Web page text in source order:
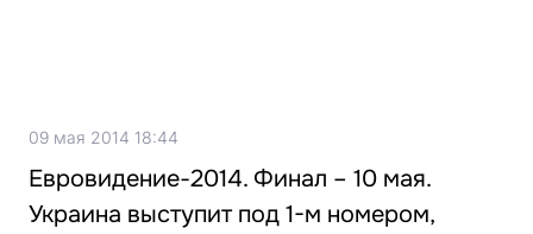
09 мая 2014 18:44
Евровидение-2014. Финал – 10 мая.
Украина выступит под 1-м номером,